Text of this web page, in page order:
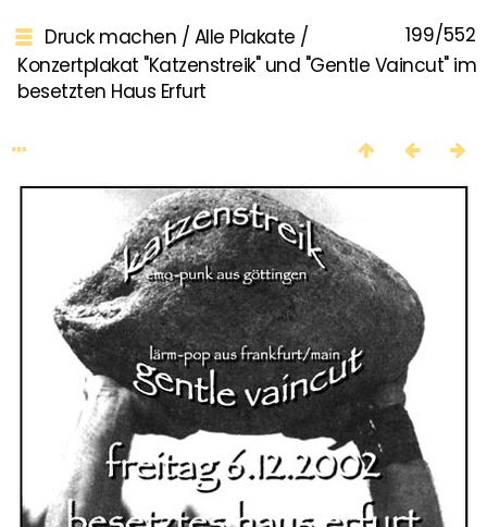
199/552
Druck machen / Alle Plakate /
Konzertplakat "Katzenstreik" und "Gentle Vaincut" im
besetzten Haus Erfurt